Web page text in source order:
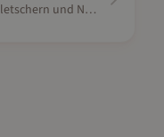
Unberührte Wildnis mit Gletschern und Nordlichtern